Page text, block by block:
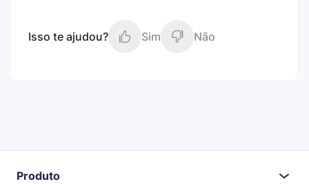
Isso te ajudou? Sim Não
Produto